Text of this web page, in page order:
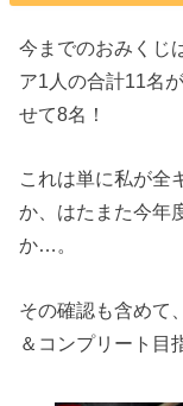
今までのおみくじ
ア1人の合計11名
せて8名！
これは単に私が全
か、はたまた今年
か…。
その確認も含めて
＆コンプリート目